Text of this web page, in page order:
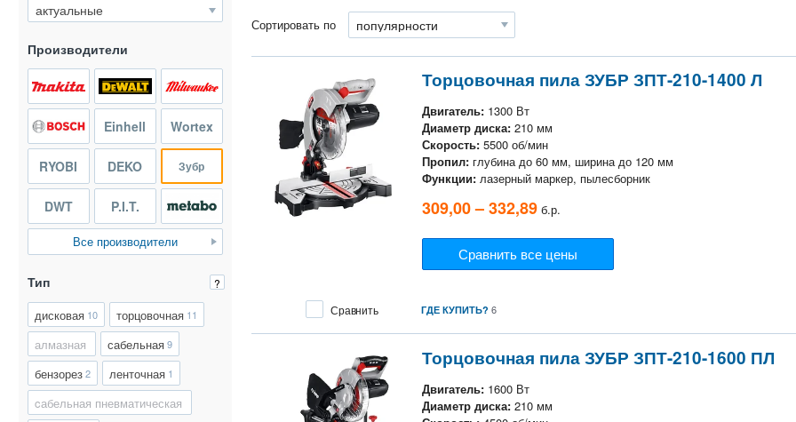
Сортировать по
Торцовочная пила ЗУБР ЗПТ-210-1400 Л
Двигатель: 1300 Вт
Диаметр диска: 210 мм
Скорость: 5500 об/мин
Пропил: глубина до 60 мм, ширина до 120 мм
Функции: лазерный маркер, пылесборник
309,00 – 332,89 б.р.
Сравнить все цены
ГДЕ КУПИТЬ? 6
Сравнить
Торцовочная пила ЗУБР ЗПТ-210-1600 ПЛ
Двигатель: 1600 Вт
Диаметр диска: 210 мм
Производители
Einhell Wortex
RYOBI DEKO Зубр
DWT P.I.T.
Все производители
Тип ?
дисковая 10 торцовочная 11
алмазная сабельная9
бензорез2 ленточная 1
cабельная пневматическая